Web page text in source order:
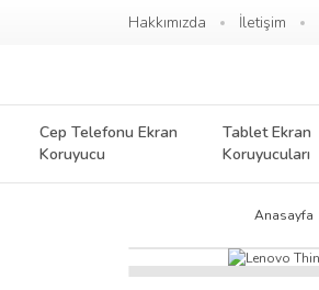
Hakkımızda İletişim
Cep Telefonu Ekran
Koruyucu
Tablet Ekran
Koruyucuları
Anasayfa